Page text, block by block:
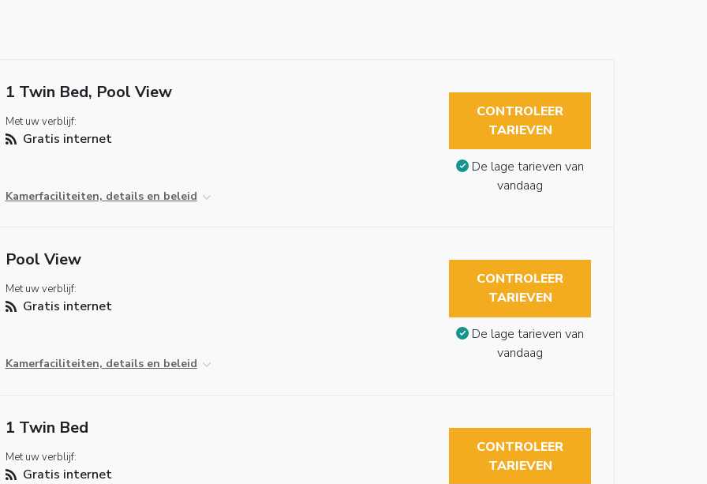
1 Twin Bed, Pool View
Met uw verblijf:
Gratis internet
Kamerfaciliteiten, details en beleid
CONTROLEER
TARIEVEN
De lage tarieven van
vandaag
Pool View
Met uw verblijf:
Gratis internet
Kamerfaciliteiten, details en beleid
CONTROLEER
TARIEVEN
De lage tarieven van
vandaag
1 Twin Bed
Met uw verblijf:
Gratis internet
CONTROLEER
TARIEVEN